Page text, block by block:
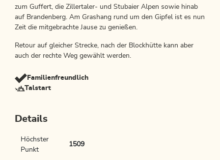
zum Guffert, die Zillertaler- und Stubaier Alpen sowie hinab
auf Brandenberg. Am Grashang rund um den Gipfel ist es nun
Zeit die mitgebrachte Jause zu genießen.
Retour auf gleicher Strecke, nach der Blockhütte kann aber
auch der rechte Weg gewählt werden.
Familienfreundlich
Talstart
Details
Höchster
Punkt
1509